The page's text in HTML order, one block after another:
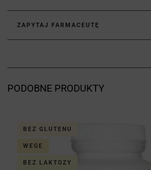
ZAPYTAJ FARMACEUTĘ
PODOBNE PRODUKTY
BEZ GLUTENU
WEGE
BEZ LAKTOZY